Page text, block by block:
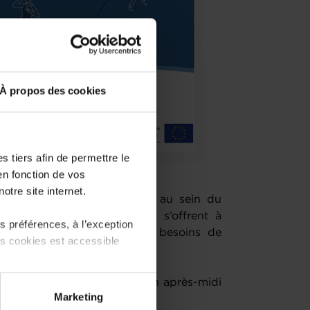
À propos des cookies
tiers afin de permettre le
fonction de vos
site internet.
préférences, à l’exception
cookies est accessible
sur les réseaux
être affectées en
Marketing
votre compétitivité au sein du
européennes qui s’offrent à
personnalisé, adapté aux besoins de
des Métiers pour un après-midi